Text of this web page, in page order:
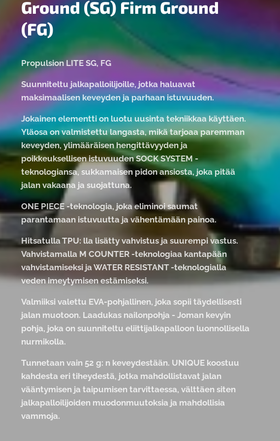
Ground (SG) Firm Ground
(FG)
Propulsion LITE SG, FG
Suunniteltu jalkapalloilijoille, jotka haluavat
maksimaalisen keveyden ja parhaan istuvuuden.
Jokainen elementti on luotu uusinta tekniikkaa käyttäen.
Yläosa on valmistettu langasta, mikä tarjoaa paremman
keveyden, ylimääräisen hengittävyyden ja
poikkeuksellisen istuvuuden SOCK SYSTEM -
teknologiansa, sukkamaisen pidon ansiosta, joka pitää
jalan vakaana ja suojattuna.
ONE PIECE -teknologia, joka eliminoi saumat
parantamaan istuvuutta ja vähentämään painoa.
Hitsatulla TPU: lla lisätty vahvistus ja suurempi vastus.
Vahvistamalla M COUNTER -teknologiaa kantapään
vahvistamiseksi ja WATER RESISTANT -teknologialla
veden imeytymisen estämiseksi.
Valmiiksi valettu EVA-pohjallinen, joka sopii täydellisesti
jalan muotoon. Laadukas nailonpohja - Joman kevyin
pohja, joka on suunniteltu eliittijalkapalloon luonnollisella
nurmikolla.
Tunnetaan vain 52 g: n keveydestään. UNIQUE koostuu
kahdesta eri tiheydestä, jotka mahdollistavat jalan
vääntymisen ja taipumisen tarvittaessa, välttäen siten
jalkapalloilijoiden muodonmuutoksia ja mahdollisia
vammoja.